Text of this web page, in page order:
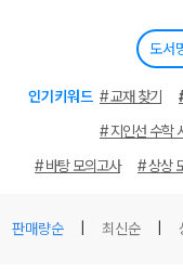
도서
인기키워드 # 교재 찾기
# 지인선 수학
# 바탕 모의고사
# 상상
판매량순 최신순